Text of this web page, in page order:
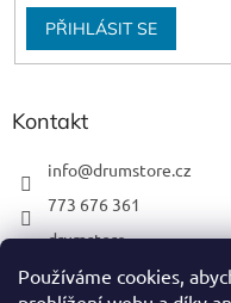
Používáme cookies,
PŘIHLÁSIT SE
Kontakt
info@drumstore.cz
773 676 361
drumstore
drumstore.cz